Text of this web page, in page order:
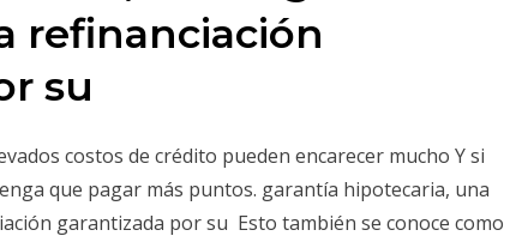
refinanciación
su
costos de crédito pueden encarecer mucho Y si
que pagar más puntos. garantía hipotecaria, una
garantizada por su Esto también se conoce como